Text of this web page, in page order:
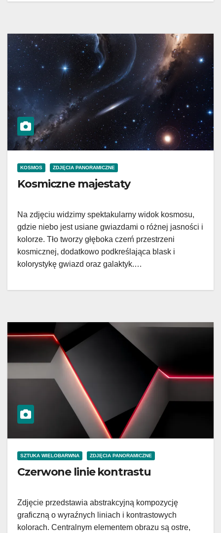
KOSMOS ZDJĘCIA PANORAMICZNE
Kosmiczne majestaty
Na zdjęciu widzimy spektakularny widok kosmosu,
gdzie niebo jest usiane gwiazdami o różnej jasności i
kolorze. Tło tworzy głęboka czerń przestrzeni
kosmicznej, dodatkowo podkreślająca blask i
kolorystykę gwiazd oraz galaktyk.…
SZTUKA WIELOBARWNA ZDJĘCIA PANORAMICZNE
Czerwone linie kontrastu
Zdjęcie przedstawia abstrakcyjną kompozycję
graficzną o wyraźnych liniach i kontrastowych
kolorach. Centralnym elementem obrazu są ostre,